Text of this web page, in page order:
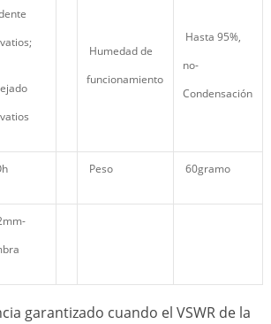
Humedad de
funcionamiento
Hasta 95%,
no-
Condensación
Peso 60gramo
garantizado cuando el VSWR de la